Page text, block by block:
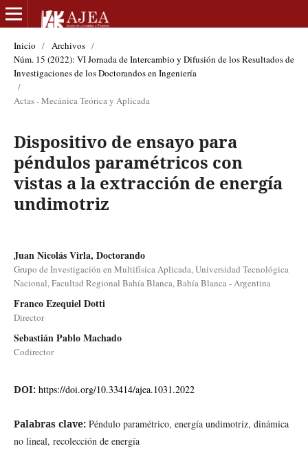
Inicio / Archivos /
Núm. 15 (2022): VI Jornada de Intercambio y Difusión de los Resultados de
Investigaciones de los Doctorandos en Ingeniería
/
Actas - Mecánica Teórica y Aplicada
Dispositivo de ensayo para
péndulos paramétricos con
vistas a la extracción de energía
undimotriz
Juan Nicolás Virla, Doctorando
Grupo de Investigación en Multifísica Aplicada, Universidad Tecnológica
Nacional, Facultad Regional Bahía Blanca, Bahía Blanca - Argentina
Franco Ezequiel Dotti
Director
Sebastián Pablo Machado
Codirector
DOI: https://doi.org/10.33414/ajea.1031.2022
Palabras clave: Péndulo paramétrico, energía undimotriz, dinámica
no lineal, recolección de energía